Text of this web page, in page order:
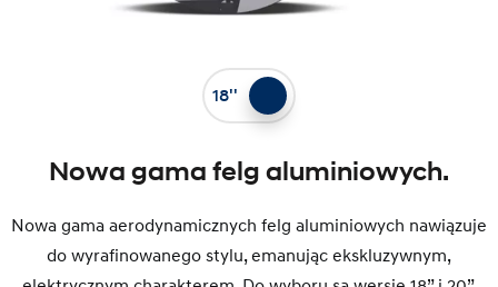
Nowa gama felg aluminiowych.
Nowa gama aerodynamicznych felg aluminiowych nawiązuje
do wyrafinowanego stylu, emanując ekskluzywnym,
18''